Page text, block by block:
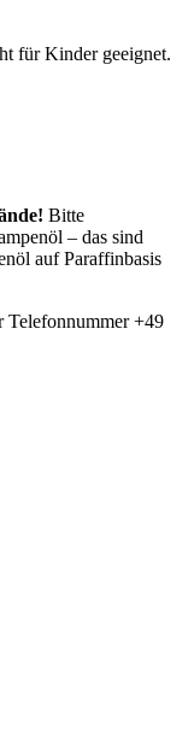
für Kinder geeignet.
Bitte
– das sind
auf Paraffinbasis
Telefonnummer +49